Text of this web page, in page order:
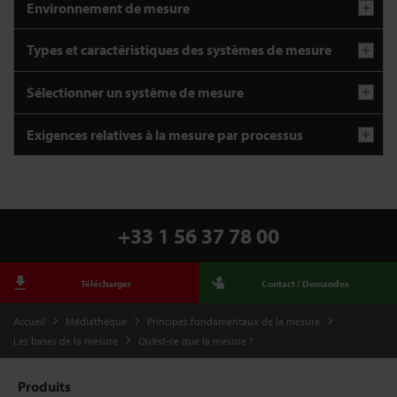
Accueil Médiathèque
Principes fondamentaux de la mesure
Les bases de la mesure
Qu’est-ce que la mesure ?
Environnement de mesure
Types et caractéristiques des systèmes de mesure
Sélectionner un système de mesure
Exigences relatives à la mesure par processus
+33 1 56 37 78 00
Télécharger Contact / Demandes
Produits